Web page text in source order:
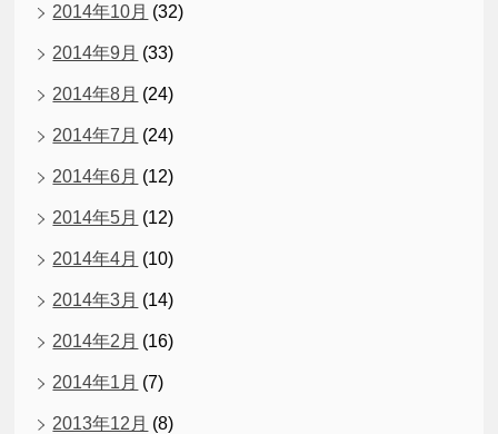
2014年10月 (32)
2014年9月 (33)
2014年8月 (24)
2014年7月 (24)
2014年6月 (12)
2014年5月 (12)
2014年4月 (10)
2014年3月 (14)
2014年2月 (16)
2014年1月 (7)
2013年12月 (8)